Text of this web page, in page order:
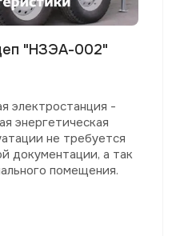
"НЗЭА-002"
электростанция -
энергетическая
не требуется
документации, а так
помещения.